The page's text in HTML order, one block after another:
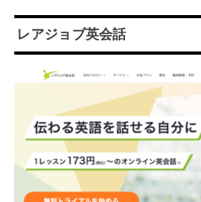
レアジョブ英会話